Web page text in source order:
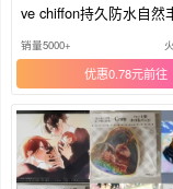
ve chiffon持久防水自然
销量5000+
优惠0.78元